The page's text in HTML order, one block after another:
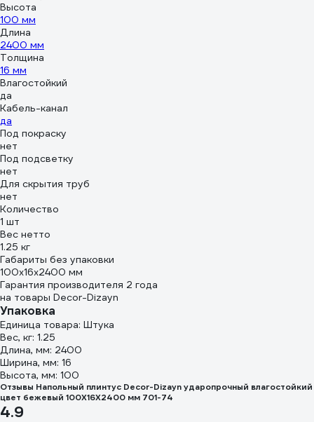
Высота
100 мм
Длина
2400 мм
Толщина
16 мм
Влагостойкий
да
Кабель-канал
да
Под покраску
нет
Под подсветку
нет
Для скрытия труб
нет
Количество
1 шт
Вес нетто
1.25 кг
Габариты без упаковки
100х16х2400 мм
Гарантия производителя 2 года
на товары Decor-Dizayn
Упаковка
Единица товара: Штука
Вес, кг: 1.25
Длина, мм: 2400
Ширина, мм: 16
Высота, мм: 100
Отзывы Напольный плинтус Decor-Dizayn ударопрочный влагостойкий
цвет бежевый 100Х16Х2400 мм 701-74
4.9